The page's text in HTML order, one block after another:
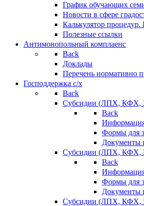
График обучающих
Новости в сфере
Калькулятор
Полезные ссылки
Антимонопольный комплаенс
Back
Доклады
Перечень нормативно
Господдержка с/х
Back
Субсидии (ЛПХ, КФХ,
Back
Формы для
Документы
Субсидии (ЛПХ, КФХ,
Back
Формы для
Документы
Субсидии (ЛПХ, КФХ,